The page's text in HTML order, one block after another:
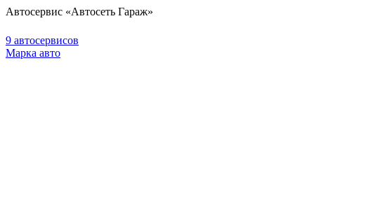
Автосервис «Автосеть Гараж»
9 автосервисов
Марка авто